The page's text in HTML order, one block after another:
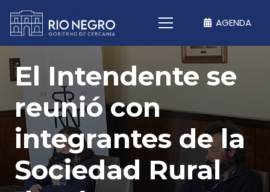
AGENDA
El Intendente se
reunió con
integrantes de la
Sociedad Rural